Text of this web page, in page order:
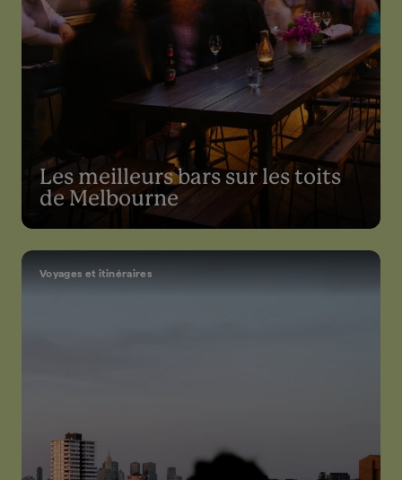
Les meilleurs bars sur les toits
de Melbourne
Voyages et itinéraires